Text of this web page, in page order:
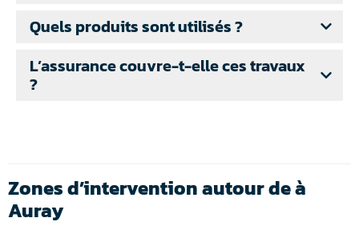
Quels produits sont utilisés ?
L’assurance couvre-t-elle ces travaux
?
Zones d’intervention autour de à
Auray